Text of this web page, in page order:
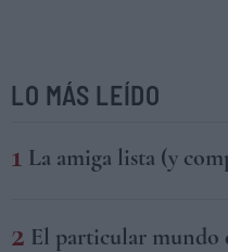
LO MÁS LEÍDO
La amiga lista (y
El particular mundo